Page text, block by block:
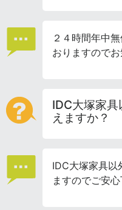
２４時間年中
おりますのでお
IDC大塚家
えますか？
IDC大塚家具以
ますのでご安心